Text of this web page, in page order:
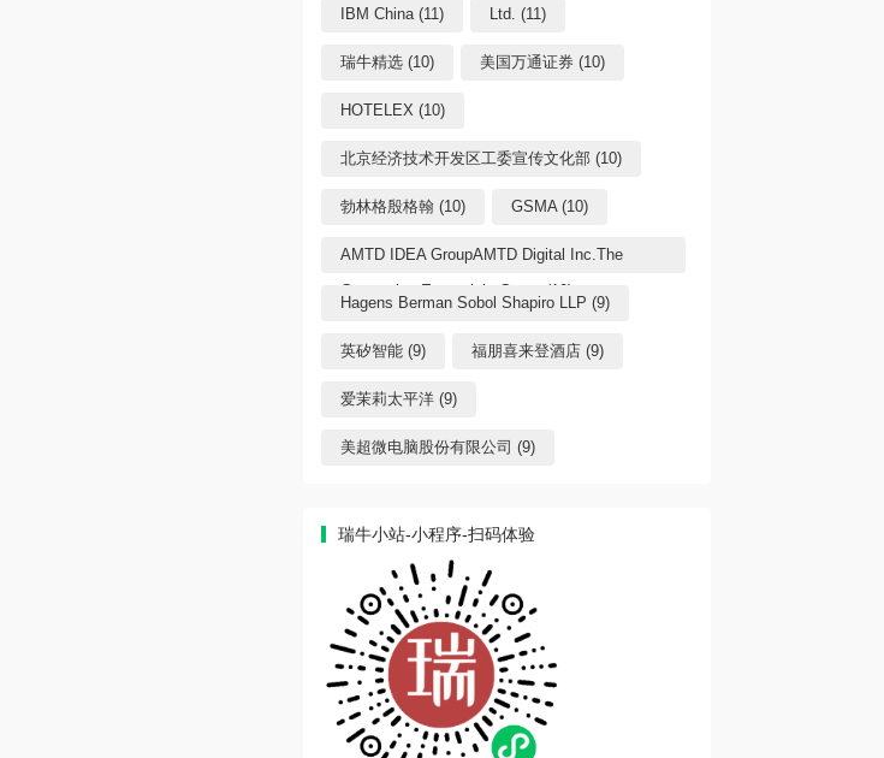
IBM China (11) Ltd. (11)
瑞牛精选 (10) 美国万通证券 (10)
HOTELEX (10)
北京经济技术开发区工委宣传文化部 (10)
勃林格殷格翰 (10) GSMA (10)
AMTD IDEA GroupAMTD Digital Inc.The
Generation Essentials Group (10)
Hagens Berman Sobol Shapiro LLP (9)
英矽智能 (9) 福朋喜来登酒店 (9)
爱茉莉太平洋 (9)
美超微电脑股份有限公司 (9)
瑞牛小站-小程序-扫码体验